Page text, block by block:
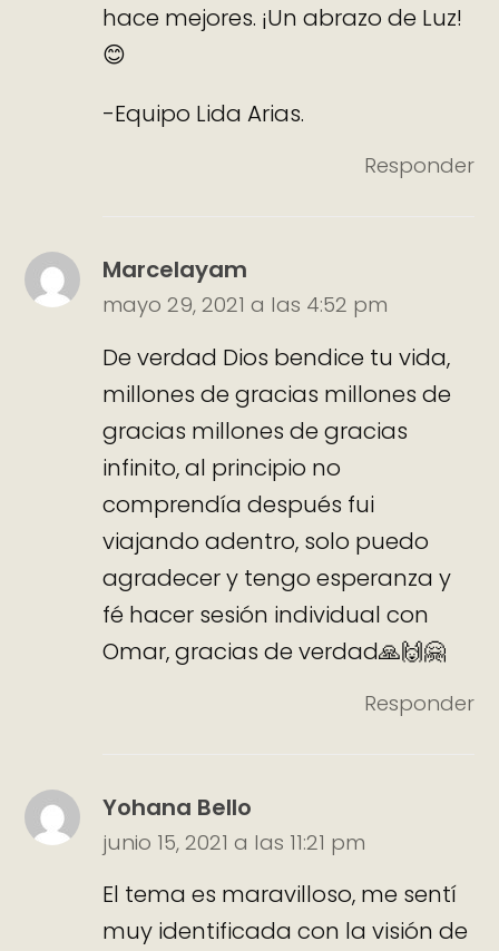
hace mejores. ¡Un abrazo de Luz!
😊
-Equipo Lida Arias.
Responder
Marcelayam
mayo 29, 2021 a las 4:52 pm
De verdad Dios bendice tu vida,
millones de gracias millones de
gracias millones de gracias
infinito, al principio no
comprendía después fui
viajando adentro, solo puedo
agradecer y tengo esperanza y
fé hacer sesión individual con
Omar, gracias de verdad🙏🙌🤗
Responder
Yohana Bello
junio 15, 2021 a las 11:21 pm
El tema es maravilloso, me sentí
muy identificada con la visión de